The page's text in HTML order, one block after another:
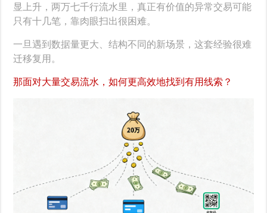
显上升，两万七千行流水里，真正有价值的异常交易可能
只有十几笔，靠肉眼扫出很困难。
一旦遇到数据量更大、结构不同的新场景，这套经验很难
迁移复用。
那面对大量交易流水，如何更高效地找到有用线索？